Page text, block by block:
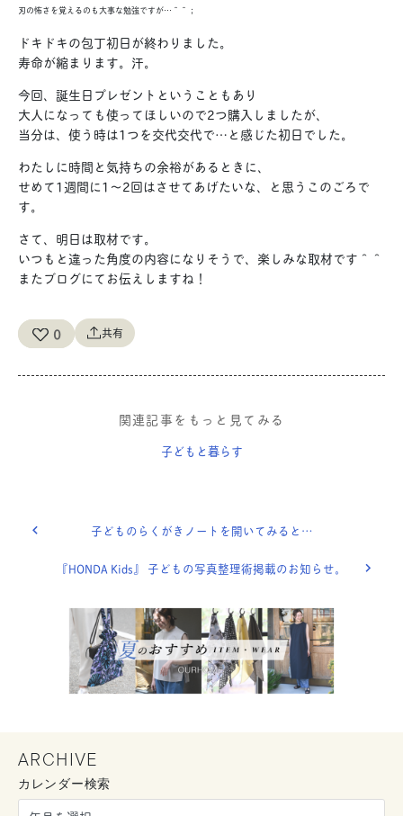
刃の怖さを覚えるのも大事な勉強ですが…＾＾；
ドキドキの包丁初日が終わりました。
寿命が縮まります。汗。
今回、誕生日プレゼントということもあり
大人になっても使ってほしいので2つ購入しましたが、
当分は、使う時は1つを交代交代で…と感じた初日でした。
わたしに時間と気持ちの余裕があるときに、
せめて1週間に1〜2回はさせてあげたいな、と思うこのごろで
す。
さて、明日は取材です。
いつもと違った角度の内容になりそうで、楽しみな取材です＾＾
またブログにてお伝えしますね！
0 共有
関連記事をもっと見てみる
子どもと暮らす
子どものらくがきノートを開いてみると…
『HONDA Kids』 子どもの写真整理術掲載のお知らせ。
ARCHIVE
カレンダー検索